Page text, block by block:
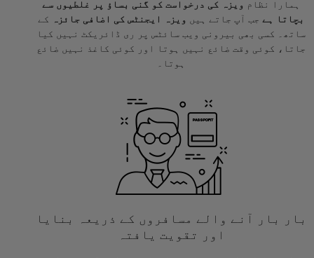
ہمارا نظام ویزہ کی درخواست کو گنی بساؤ پر غلطیوں سے
بچاتا ہے جب آپ جاتے ہیں ویزہ ایجنٹس کی اضافی جائزہ
کے
ساتھ۔ کسی بھی بیرونی ویب سائٹس پر ری ڈائریکٹ نہیں کیا
جاتا، کوئی وقت ضائع نہیں ہوتا اور کوئی کاغذ نہیں ضائع
ہوتا۔
بار بار آنے والے مسافروں کے ذریعہ بنایا
اور تقویت یافتہ